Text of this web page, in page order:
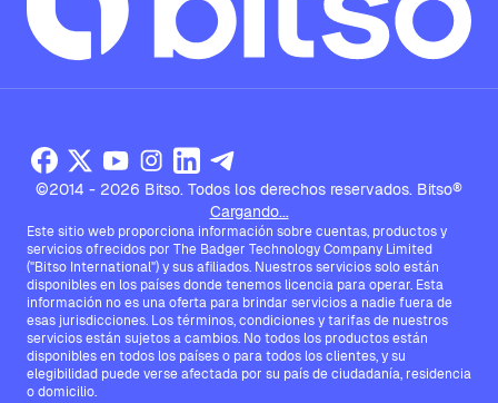
©2014 - 2026 Bitso. Todos los derechos reservados. Bitso®
Cargando...
Este sitio web proporciona información sobre cuentas, productos y
servicios ofrecidos por The Badger Technology Company Limited
("Bitso International") y sus afiliados. Nuestros servicios solo están
disponibles en los países donde tenemos licencia para operar. Esta
información no es una oferta para brindar servicios a nadie fuera de
esas jurisdicciones. Los términos, condiciones y tarifas de nuestros
servicios están sujetos a cambios. No todos los productos están
disponibles en todos los países o para todos los clientes, y su
elegibilidad puede verse afectada por su país de ciudadanía, residencia
o domicilio.